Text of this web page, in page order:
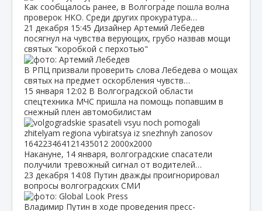
Как сообщалось ранее, в Волгограде пошла волна
проверок НКО. Среди других прокуратура…
21 декабря 15:45 Дизайнер Артемий Лебедев
посягнул на чувства верующих, грубо назвав мощи
святых "коробкой с перхотью"
В РПЦ призвали проверить слова Лебедева о мощах
святых на предмет оскорбления чувств…
15 января 12:02 В Волгоградской области
спецтехника МЧС пришла на помощь попавшим в
снежный плен автомобилистам
Накануне, 14 января, волгоградские спасатели
получили тревожный сигнал от водителей…
23 декабря 14:08 Путин дважды проигнорировал
вопросы волгоградских СМИ
Владимир Путин в ходе проведения пресс-